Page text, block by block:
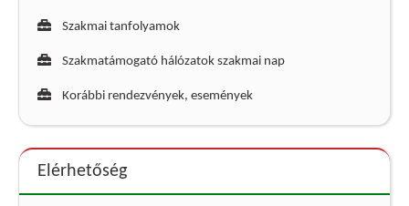
Szakmai tanfolyamok
Szakmatámogató hálózatok szakmai nap
Korábbi rendezvények, események
Elérhetőség